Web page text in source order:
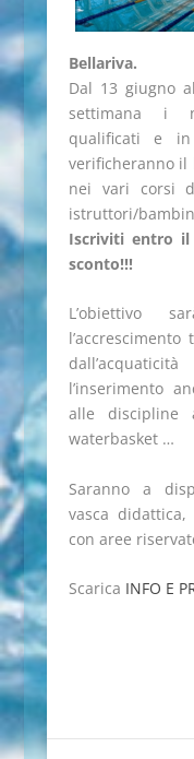
Bellariva.
Dal 13 giugno
settimana i
qualificati e in
verificheranno
nei vari corsi
istruttori/
Iscriviti entro il
sconto!!!
L’obiettivo
l’inserimento
alle discipline
waterbasket …
Saranno a
vasca
con aree
Scarica INFO E